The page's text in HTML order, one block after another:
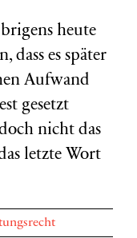
heute
dass es später
Aufwand
gesetzt
nicht das
letzte Wort